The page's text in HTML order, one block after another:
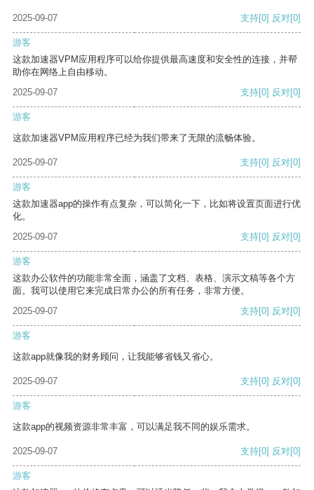
2025-09-07 支持[0] 反对[0]
游客
这款加速器VPM应用程序可以给你提供最高速度和安全性的连接，并帮
助你在网络上自由移动。
2025-09-07
支持[0] 反对[0]
游客
这款加速器VPM应用程序已经为我们带来了无限的流畅体验。
2025-09-07 支持[0] 反对[0]
游客
这款加速器app的操作有点复杂，可以简化一下，比如将设置页面进行优
化。
2025-09-07
支持[0] 反对[0]
游客
这款办公软件的功能非常全面，涵盖了文档、表格、演示文稿等各个方
面。我可以使用它来完成日常办公的所有任务，非常方便。
2025-09-07
支持[0] 反对[0]
游客
这款app就像我的财务顾问，让我能够省钱又省心。
2025-09-07 支持[0] 反对[0]
游客
这款app的视频资源非常丰富，可以满足我不同的娱乐需求。
2025-09-07 支持[0] 反对[0]
游客